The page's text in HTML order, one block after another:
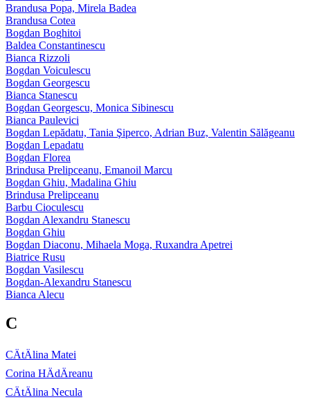
Brandusa Popa, Mirela Badea
Brandusa Cotea
Bogdan Boghitoi
Baldea Constantinescu
Bianca Rizzoli
Bogdan Voiculescu
Bogdan Georgescu
Bianca Stanescu
Bogdan Georgescu, Monica Sibinescu
Bianca Paulevici
Bogdan Lepădatu, Tania Şiperco, Adrian Buz, Valentin Sălăgeanu
Bogdan Lepadatu
Bogdan Florea
Brindusa Prelipceanu, Emanoil Marcu
Bogdan Ghiu, Madalina Ghiu
Brindusa Prelipceanu
Barbu Cioculescu
Bogdan Alexandru Stanescu
Bogdan Ghiu
Bogdan Diaconu, Mihaela Moga, Ruxandra Apetrei
Biatrice Rusu
Bogdan Vasilescu
Bogdan-Alexandru Stanescu
Bianca Alecu
C
CÄtÄlina Matei
Corina HÄdÄreanu
CÄtÄlina Necula